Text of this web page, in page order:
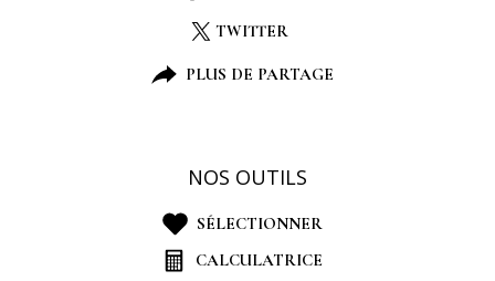
TWITTER
PLUS DE PARTAGE
NOS OUTILS
SÉLECTIONNER
CALCULATRICE